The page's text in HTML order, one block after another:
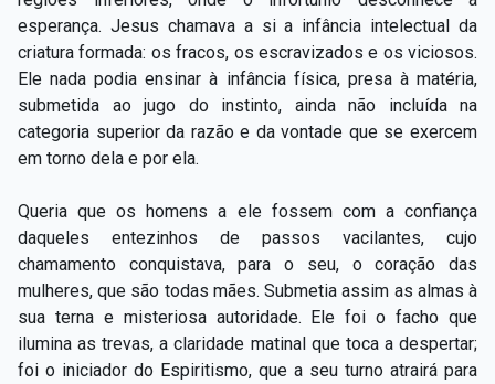
Capítulo XXIII — Estranha moral ▸
Capítulo XXIV — Não ponhais a candeia debaixo do
alqueire
▸
Capítulo XXV — Buscai e achareis ▸
gratuitamente recebestes
Capítulo XXVII — Pedi e obtereis ▸
Capítulo XXVIII — Coletânea de preces espíritas ▸
esperança. Jesus chamava a si a infância intelectual da
criatura formada: os fracos, os escravizados e os viciosos.
Ele nada podia ensinar à infância física, presa à matéria,
submetida ao jugo do instinto, ainda não incluída na
categoria superior da razão e da vontade que se exercem
em torno dela e por ela.
Queria que os homens a ele fossem com a confiança
daqueles entezinhos de passos vacilantes, cujo
chamamento conquistava, para o seu, o coração das
mulheres, que são todas mães. Submetia assim as almas à
sua terna e misteriosa autoridade. Ele foi o facho que
ilumina as trevas, a claridade matinal que toca a despertar;
foi o iniciador do Espiritismo, que a seu turno atrairá para